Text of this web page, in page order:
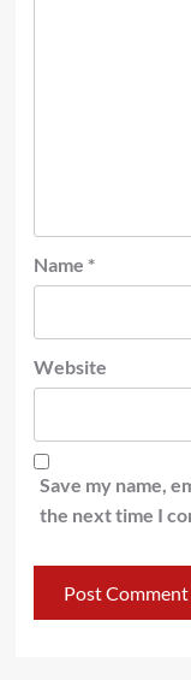
Name *
Website
Save my name,
the next time I